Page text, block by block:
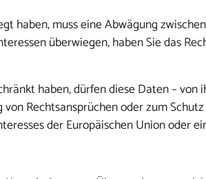
haben, muss eine Abwägung
überwiegen, haben Sie das
haben, dürfen diese Daten –
Rechtsansprüchen oder zum
der Europäischen Union oder